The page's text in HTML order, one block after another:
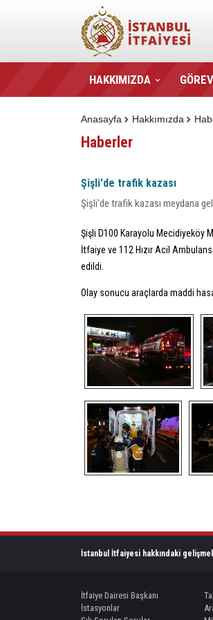
HAKKIMIZDA
Hakkımızda
Anasayfa
Haberler
Şişli'de trafik kazası
Şişli'de trafik kazası meydana
Şişli D100 Karayolu Mecidiyeköy
İtfaiye ve 112 Hızır Acil
edildi.
Olay sonucu araçlarda maddi
İstanbul İtfaiyesi hakkındaki
İtfaiye Dairesi Başkanı
İstasyonlar